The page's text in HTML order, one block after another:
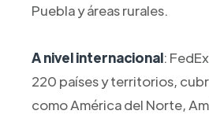
Puebla y áreas rurales.
A nivel internacional:
220 países y territorios,
como América del Norte,